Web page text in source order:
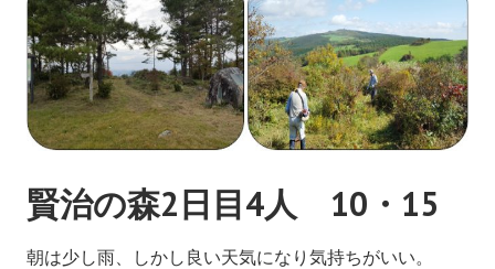
賢治の森2日目4人 10・15
朝は少し雨、しかし良い天気になり気持ちがいい。